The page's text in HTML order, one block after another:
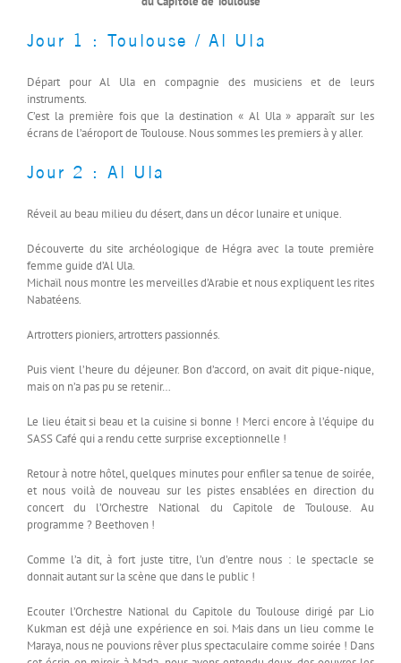
Jour 1 : Toulouse / Al Ula
Départ pour Al Ula en compagnie des musiciens et de leurs
instruments.
C’est la première fois que la destination « Al Ula » apparaît sur les
écrans de l’aéroport de Toulouse. Nous sommes les premiers à y aller.
Jour 2 : Al Ula
Réveil au beau milieu du désert, dans un décor lunaire et unique.
Découverte du site archéologique de Hégra avec la toute première
femme guide d’Al Ula.
Michaïl nous montre les merveilles d’Arabie et nous expliquent les rites
Nabatéens.
Artrotters pioniers, artrotters passionnés.
Puis vient l’heure du déjeuner. Bon d’accord, on avait dit pique-nique,
mais on n’a pas pu se retenir…
Le lieu était si beau et la cuisine si bonne ! Merci encore à l’équipe du
SASS Café qui a rendu cette surprise exceptionnelle !
Retour à notre hôtel, quelques minutes pour enfiler sa tenue de soirée,
et nous voilà de nouveau sur les pistes ensablées en direction du
concert du l’Orchestre National du Capitole de Toulouse. Au
programme ? Beethoven !
Comme l’a dit, à fort juste titre, l’un d’entre nous : le spectacle se
donnait autant sur la scène que dans le public !
Ecouter l’Orchestre National du Capitole du Toulouse dirigé par Lio
Kukman est déjà une expérience en soi. Mais dans un lieu comme le
Maraya, nous ne pouvions rêver plus spectaculaire comme soirée ! Dans